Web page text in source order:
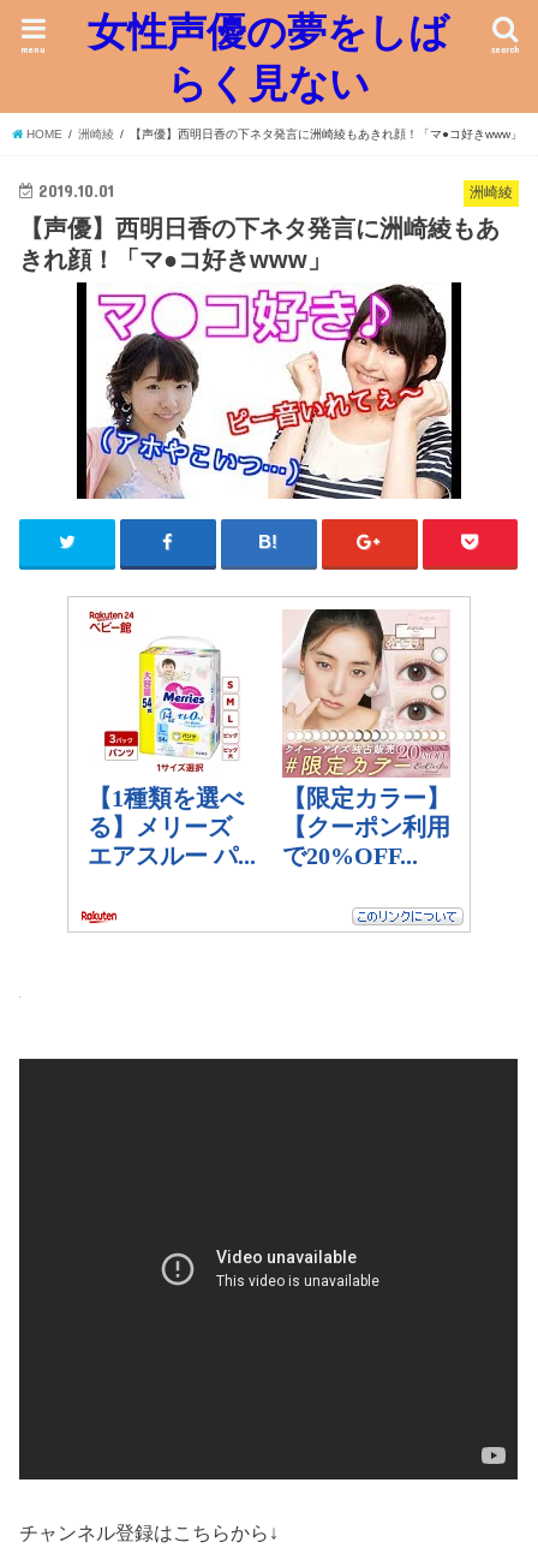
女性声優の夢をしば
らく見ない
search
menu
HOME 洲崎綾 【声優】西明日香の下ネタ発言に洲崎綾もあきれ顔！「マ●コ好きwww」
洲崎綾
2019.10.01
【声優】西明日香の下ネタ発言に洲崎綾もあ
きれ顔！「マ●コ好きwww」
チャンネル登録はこちらから↓